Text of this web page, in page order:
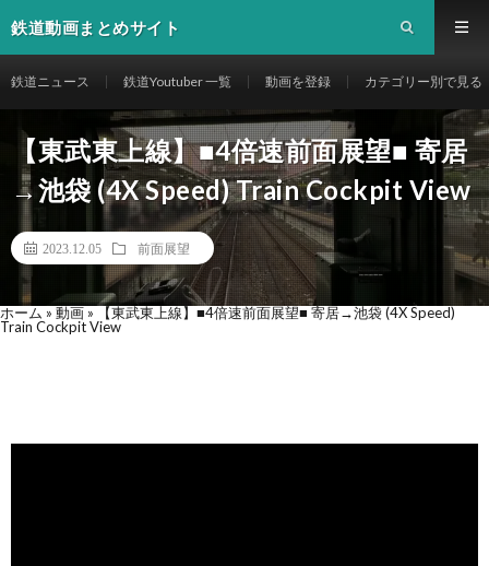
鉄道動画まとめサイト
鉄道ニュース 鉄道Youtuber 一覧 動画を登録 カテゴリー別で見る
【東武東上線】■4倍速前面展望■ 寄居
→池袋 (4X Speed) Train Cockpit View
2023.12.05 前面展望
ホーム » 動画 » 【東武東上線】■4倍速前面展望■ 寄居→池袋 (4X Speed)
Train Cockpit View